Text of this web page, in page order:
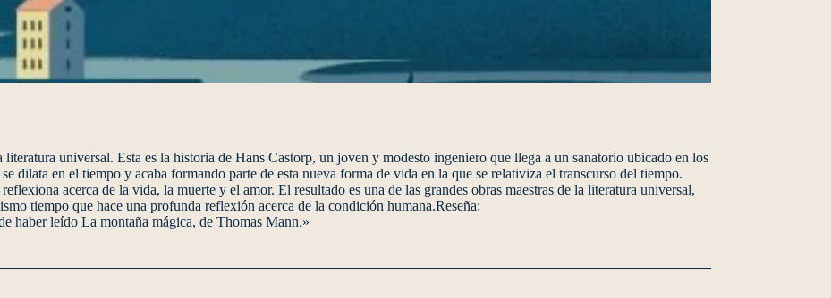
universal. Esta es la historia de Hans Castorp, un joven y modesto ingeniero que llega a un sanatorio ubicado en los
dilata en el tiempo y acaba formando parte de esta nueva forma de vida en la que se relativiza el transcurso del tiempo.
acerca de la vida, la muerte y el amor. El resultado es una de las grandes obras maestras de la literatura universal,
tiempo que hace una profunda reflexión acerca de la condición humana.Reseña:
haber leído La montaña mágica, de Thomas Mann.»